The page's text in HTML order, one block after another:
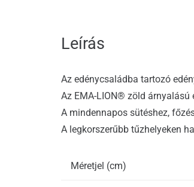
Leírás
Az edénycsaládba tartozó
Az EMA-LION® zöld
A mindennapos sütéshez,
A legkorszerűbb tűzhelyeken
Méretjel (cm)